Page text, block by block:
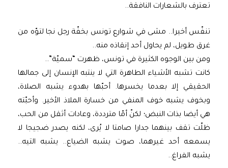
تعترف بالشعارات النافقة..
تنفّس أخيرا.. مشى في شوارع تونس بخفّة رجل نجا لتوّه من
غرق طويل، لم يحاول أحد إنقاذه منه..
ومن بين الوجوه الكثيرة في تونس، ظهرت “سميّة”..
كانت تشبه الأشياء الطاهرة التي لا ينتبه الإنسان إلى جمالها
الحقيقي إلا بعدما يخسرها. أحبّها بهدوء يشبه الصلاة،
وبخوف يشبه خوف المنفي من خسارة الملاذ الأخير. وأحبّته
هي أيضا بذات النبض؛ لكنّ أمّا مترددة، وعادات أثقل من الحب،
ظلّت تقف بينهما جدارا صامتا لا يُرى، لكنه يصدر ضجيجا لا
يسمعه أحد غيرهما، صوت يشبه الضياع.. يشبه التيه..
يشبه الفراغ..